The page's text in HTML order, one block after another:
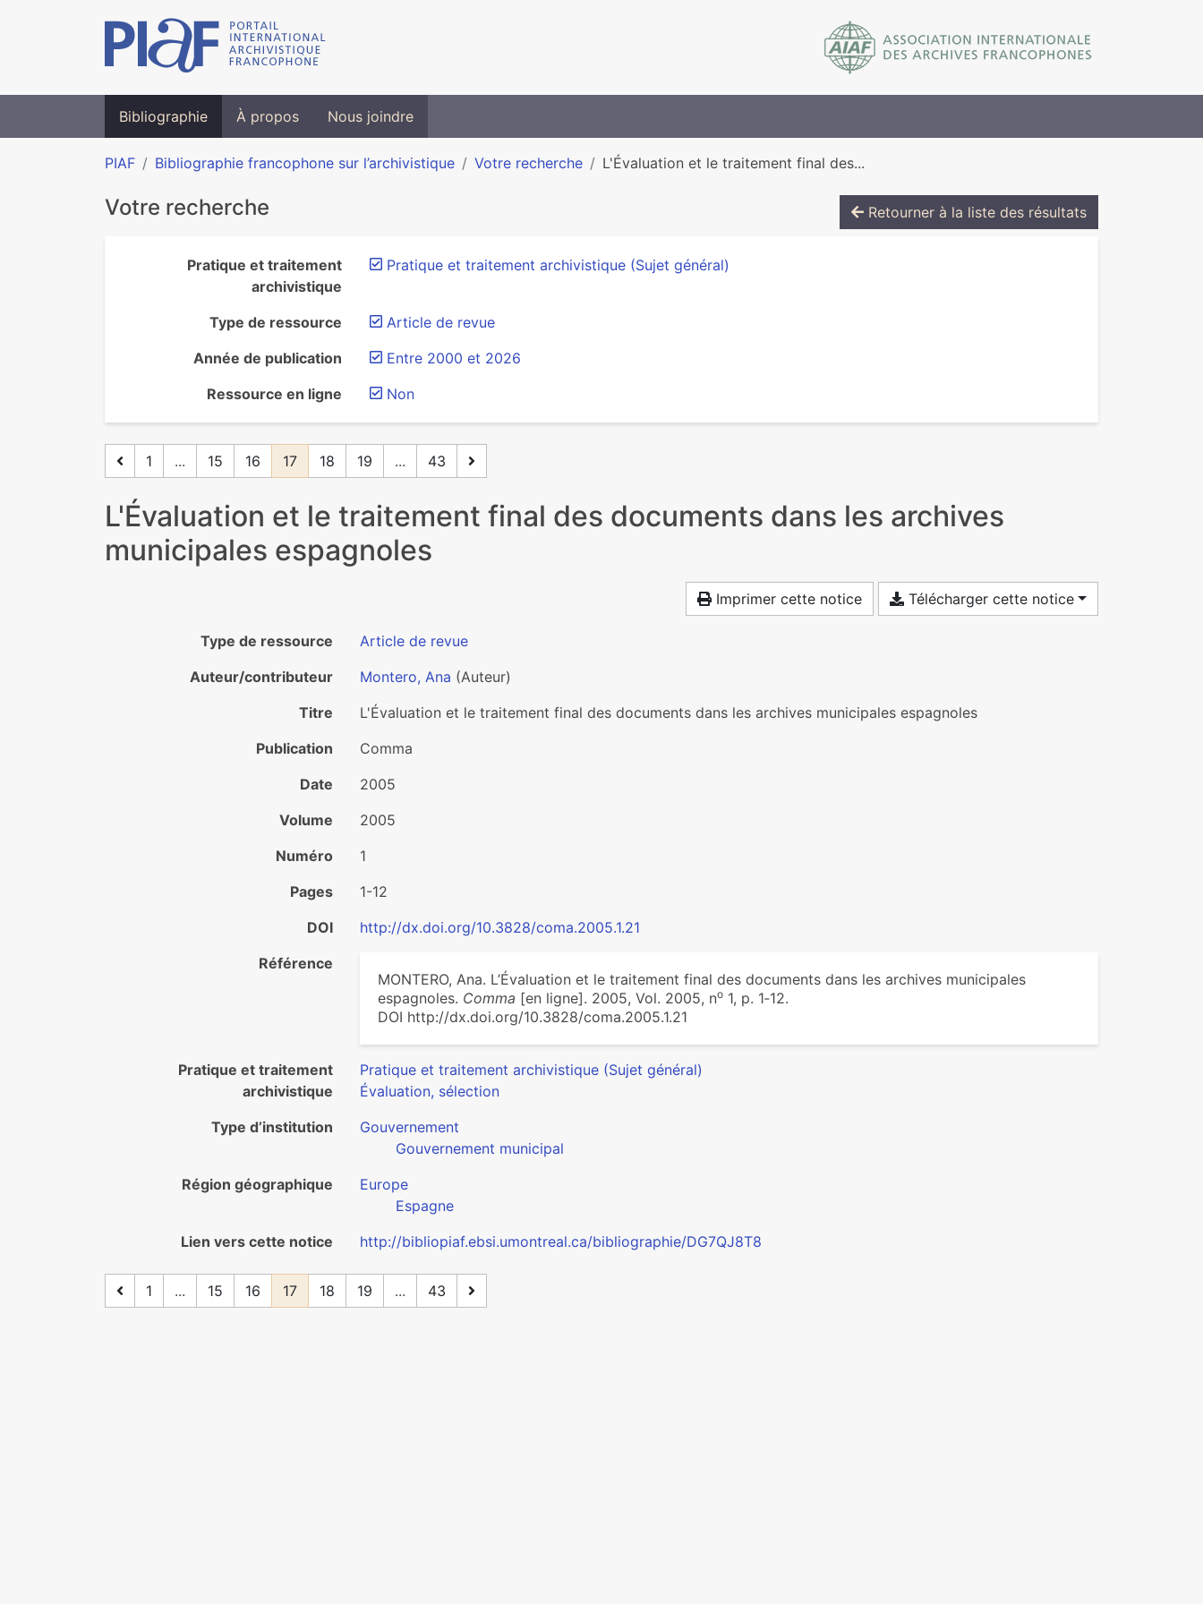
Bibliographie À propos Nous joindre
PIAF Bibliographie francophone sur l’archivistique Votre recherche L'Évaluation et le traitement final des...
Votre recherche Retourner à la liste des résultats
Pratique et traitement
archivistique
Pratique et traitement archivistique (Sujet général)
Type de ressource
Article de revue
Année de publication
Entre 2000 et 2026
Ressource en ligne
Non
1 ... 15 16 17 18 19 ... 43
L'Évaluation et le traitement final des documents dans les archives
municipales espagnoles
Imprimer cette notice Télécharger cette notice
Type de ressource
Article de revue
Auteur/contributeur
Montero, Ana (Auteur)
Titre
L'Évaluation et le traitement final des documents dans les archives municipales espagnoles
Publication
Comma
Date
2005
Volume
2005
Numéro
1
Pages
1-12
DOI
http://dx.doi.org/10.3828/coma.2005.1.21
Référence
MONTERO, Ana. L’Évaluation et le traitement final des documents dans les archives municipales
espagnoles. Comma [en ligne]. 2005, Vol. 2005, no 1, p. 1‑12.
DOI http://dx.doi.org/10.3828/coma.2005.1.21
Pratique et traitement
archivistique
Pratique et traitement archivistique (Sujet général)
Évaluation, sélection
Type d’institution
Gouvernement
Gouvernement municipal
Région géographique
Europe
Espagne
Lien vers cette notice
http://bibliopiaf.ebsi.umontreal.ca/bibliographie/DG7QJ8T8
1 ... 15 16 17 18 19 ... 43